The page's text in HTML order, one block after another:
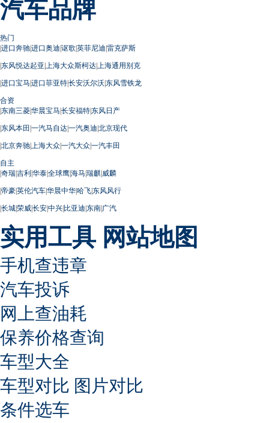
汽车品牌
热门
|进口奔驰|进口奥迪|讴歌|英菲尼迪|雷克萨斯
|东风悦达起亚| 上海大众斯柯达| 上海通用别克
|进口宝马|进口菲亚特|长安沃尔沃|东风雪铁龙
合资
|东南三菱|华晨宝马|长安福特|东风日产
|东风本田 |一汽马自达|一汽奥迪|北京现代
|北京奔驰| 上海大众|一汽大众|一汽丰田
自主
|奇瑞|吉利|华泰|全球鹰|海马|瑞麒|威麟
|帝豪|英伦汽车|华晨中华|哈飞|东风风行
|长城|荣威|长安|中兴|比亚迪|东南|广汽
实用工具 网站地图
手机查违章
汽车投诉
网上查油耗
保养价格查询
车型大全
车型对比 图片对比
条件选车